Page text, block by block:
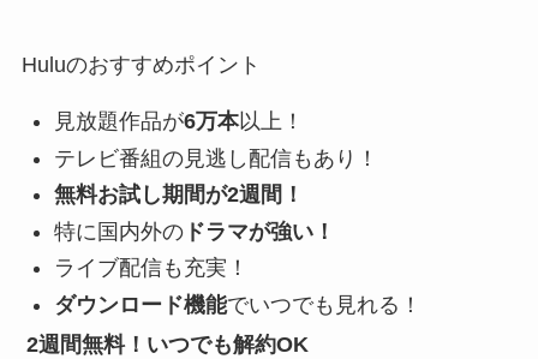
Huluのおすすめポイント
見放題作品が6万本以上！
テレビ番組の見逃し配信もあり！
無料お試し期間が2週間！
特に国内外のドラマが強い！
ライブ配信も充実！
ダウンロード機能でいつでも見れる！
2週間無料！いつでも解約OK